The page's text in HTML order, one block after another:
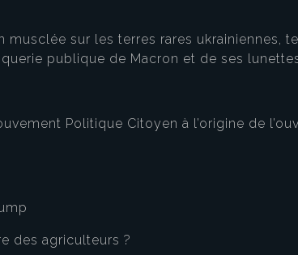
sur les terres rares ukrainiennes,
publique de Macron et de ses
Politique Citoyen à l’origine de
des agriculteurs ?